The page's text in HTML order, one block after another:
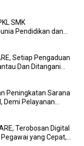
SMK
Pendidikan dan
Setiap Pengaduan
Dan Ditangani
Peningkatan Sarana
Demi Pelayanan
Terobosan Digital
yang Cepat,